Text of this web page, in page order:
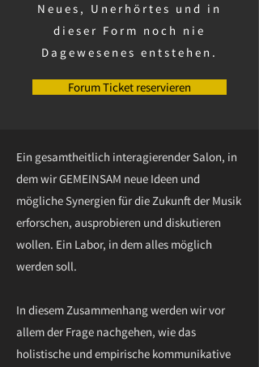
Neues, Unerhörtes und in
dieser Form noch nie
Dagewesenes entstehen.
Forum Ticket reservieren
Ein gesamtheitlich interagierender Salon, in
dem wir GEMEINSAM neue Ideen und
mögliche Synergien für die Zukunft der Musik
erforschen, ausprobieren und diskutieren
wollen. Ein Labor, in dem alles möglich
werden soll.
In diesem Zusammenhang werden wir vor
allem der Frage nachgehen, wie das
holistische und empirische kommunikative